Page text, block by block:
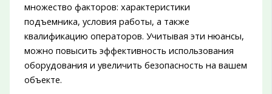
множество факторов: характеристики
подъемника, условия работы, а также
квалификацию операторов. Учитывая эти нюансы,
можно повысить эффективность использования
оборудования и увеличить безопасность на вашем
объекте.